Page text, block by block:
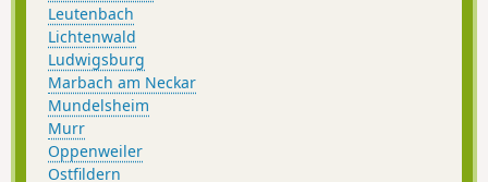
Leutenbach
Lichtenwald
Ludwigsburg
Marbach am Neckar
Mundelsheim
Murr
Oppenweiler
Ostfildern